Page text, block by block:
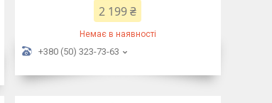
2 199 ₴
Немає в наявності
+380 (50) 323-73-63